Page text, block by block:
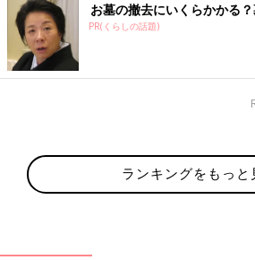
お墓の撤去にいくらかかる
PR(くらしの話題)
ランキングをもっと